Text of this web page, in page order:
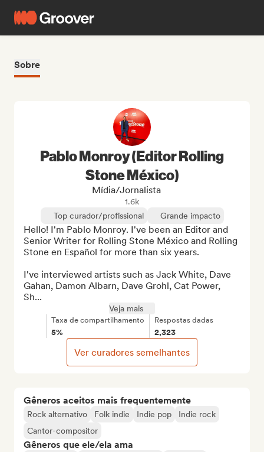
Sobre
Gêneros aceitos mais frequentemente
Rock alternativo Folk indie Indie pop
Indie rock
Cantor-compositor
Gêneros que ele/ela ama
Pablo Monroy (Editor Rolling
Stone México)
Mídia/Jornalista
1.6k
Top curador/profissional
Grande impacto
Hello! I'm Pablo Monroy. I've been an Editor and
Senior Writer for Rolling Stone México and Rolling
Stone en Español for more than six years.
I've interviewed artists such as Jack White, Dave
Gahan, Damon Albarn, Dave Grohl, Cat Power,
Sh...
Veja mais
Taxa de compartilhamento
5%
Respostas dadas
2,323
Ver curadores semelhantes